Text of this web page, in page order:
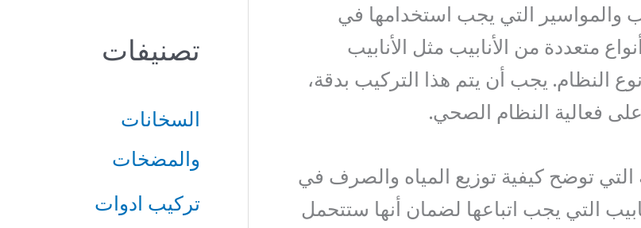
والمواسير التي يجب استخدامها في
متعددة من الأنابيب مثل الأنابيب
النظام. يجب أن يتم هذا التركيب بدقة،
فعالية النظام الصحي.
توضح كيفية توزيع المياه والصرف في
التي يجب اتباعها لضمان أنها ستتحمل
تصنيفات
السخانات
والمضخات
تركيب ادوات